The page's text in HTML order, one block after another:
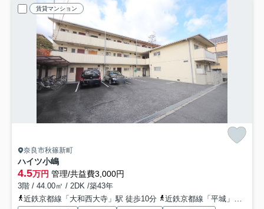
賃貸マンション
奈良市秋篠新町
ハイツ小嶋
4.5万円 管理/共益費3,000円
3階 / 44.00㎡ / 2DK /築43年
近鉄京都線「大和西大寺」駅 徒歩10分
近鉄京都線「平城」駅 徒歩9分